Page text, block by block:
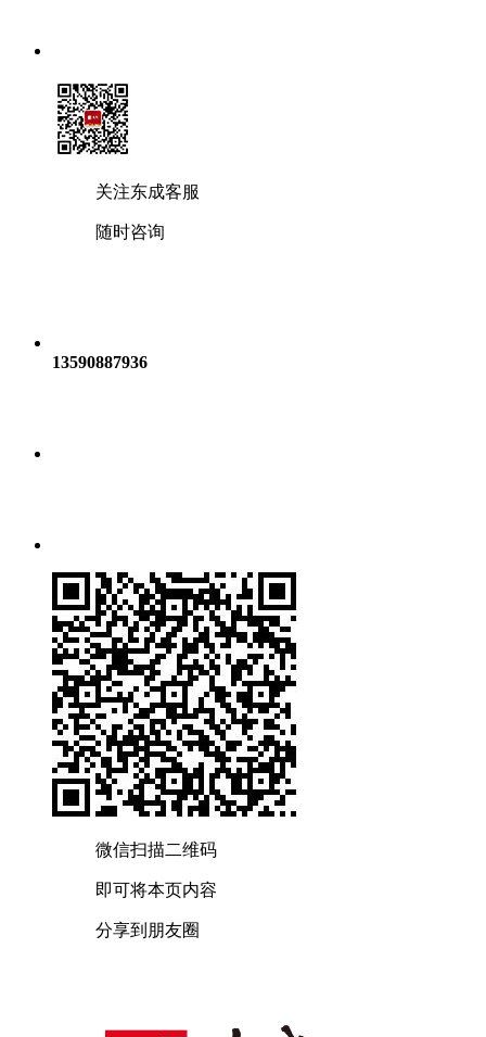
关注东成客服
随时咨询
13590887936
微信扫描二维码
即可将本页内容
分享到朋友圈